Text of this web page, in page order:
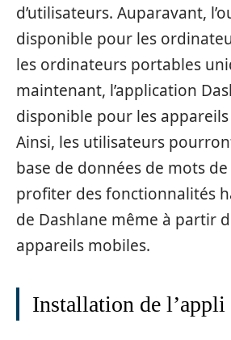
d’utilisateurs. Auparavant,
disponible pour les
les ordinateurs portables
maintenant, l’application
disponible pour les
Ainsi, les utilisateurs
base de données de mots
profiter des fonctionnalités
de Dashlane même à partir
appareils mobiles.
Installation de l’appli